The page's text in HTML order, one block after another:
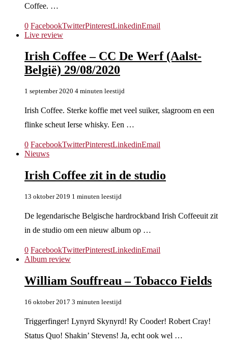
Coffee. …
0 FacebookTwitterPinterestLinkedinEmail
Live review
Irish Coffee – CC De Werf (Aalst-
België) 29/08/2020
1 september 2020 4 minuten leestijd
Irish Coffee. Sterke koffie met veel suiker, slagroom en een
flinke scheut Ierse whisky. Een …
0 FacebookTwitterPinterestLinkedinEmail
Nieuws
Irish Coffee zit in de studio
13 oktober 2019 1 minuten leestijd
De legendarische Belgische hardrockband Irish Coffeeuit zit
in de studio om een nieuw album op …
0 FacebookTwitterPinterestLinkedinEmail
Album review
William Souffreau – Tobacco Fields
16 oktober 2017 3 minuten leestijd
Triggerfinger! Lynyrd Skynyrd! Ry Cooder! Robert Cray!
Status Quo! Shakin’ Stevens! Ja, echt ook wel …